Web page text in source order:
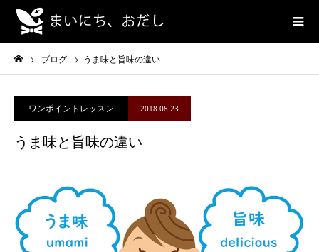
ブログ うま味と旨味の違い
ワンポイントレッスン 2018.08.23
うま味と旨味の違い